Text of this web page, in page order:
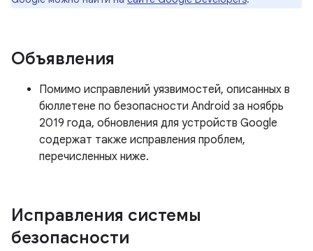
Объявления
Помимо исправлений уязвимостей, описанных в
бюллетене по безопасности Android за ноябрь
2019 года, обновления для устройств Google
содержат также исправления проблем,
перечисленных ниже.
Исправления системы
безопасности